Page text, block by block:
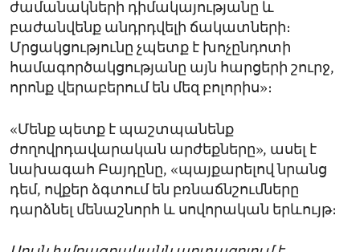
ժամանակների դիմակայությանը և
բաժանվենք անդրդվելի ճակատների։
Մրցակցությունը չպետք է խոչընդոտի
համագործակցությանը այն հարցերի շուրջ,
որոնք վերաբերում են մեզ բոլորիս»։
«Մենք պետք է պաշտպանենք
ժողովրդավարական արժեքները», ասել է
նախագահ Բայդընը, «պայքարելով նրանց
դեմ, ովքեր ձգտում են բռնաճնշումները
դարձնել մենաշնորհ և սովորական երևույթ։